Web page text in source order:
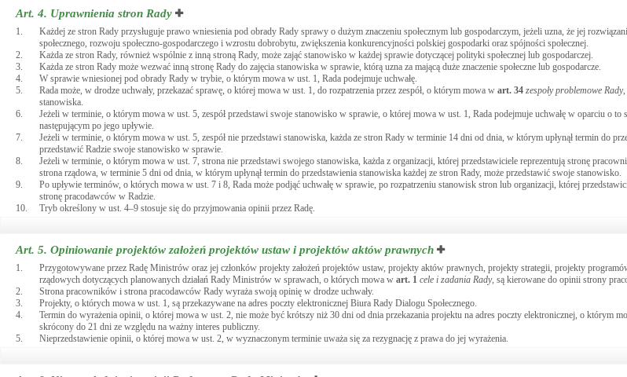
Art. 4. Uprawnienia stron Rady
1.
Każdej ze stron Rady przysługuje prawo wniesienia pod obrady Rady sprawy o dużym znaczeniu społecznym lub gospodarczym, jeżeli uzna, że jej
społecznego, rozwoju społeczno-gospodarczego i wzrostu dobrobytu, zwiększenia konkurencyjności polskiej gospodarki oraz spójności społecznej.
2.
Każda ze stron Rady, również wspólnie z inną stroną Rady, może zająć stanowisko w każdej sprawie dotyczącej polityki społecznej lub gospodarczej.
3.
Każda ze stron Rady może wezwać inną stronę Rady do zajęcia stanowiska w sprawie, którą uzna za mającą duże znaczenie społeczne lub gospodarcze.
4.
W sprawie wniesionej pod obrady Rady w trybie, o którym mowa w ust. 1, Rada podejmuje uchwałę.
5.
Rada może, w drodze uchwały, przekazać sprawę, o której mowa w ust. 1, do rozpatrzenia przez zespół, o którym mowa w art. 34 zespoły problemowe Rady,
stanowiska.
6.
Jeżeli w terminie, o którym mowa w ust. 5, zespół przedstawi swoje stanowisko w sprawie, o której mowa w ust. 1, Rada podejmuje uchwałę w oparciu o to
następującym po jego upływie.
7.
Jeżeli w terminie, o którym mowa w ust. 5, zespół nie przedstawi stanowiska, każda ze stron Rady w terminie 14 dni od dnia, w którym upłynął termin do
przedstawić Radzie swoje stanowisko w sprawie.
8.
Jeżeli w terminie, o którym mowa w ust. 7, strona nie przedstawi swojego stanowiska, każda z organizacji, której przedstawiciele reprezentują stronę
strona rządowa, w terminie 5 dni od dnia, w którym upłynął termin do przedstawienia stanowiska każdej ze stron Rady, może przedstawić swoje stanowisko.
9.
Po upływie terminów, o których mowa w ust. 7 i 8, Rada może podjąć uchwałę w sprawie, po rozpatrzeniu stanowisk stron lub organizacji, której
stronę pracodawców w Radzie.
10.
Tryb określony w ust. 4–9 stosuje się do przyjmowania opinii przez Radę.
Art. 5. Opiniowanie projektów założeń projektów ustaw i projektów aktów prawnych
1.
Przygotowywane przez Radę Ministrów oraz jej członków projekty założeń projektów ustaw, projekty aktów prawnych, projekty strategii, projekty
rządowych dotyczących planowanych działań Rady Ministrów w sprawach, o których mowa w art. 1 cele i zadania Rady, są kierowane do opinii strony
2.
Strona pracowników i strona pracodawców Rady wyraża swoją opinię w drodze uchwały.
3.
Projekty, o których mowa w ust. 1, są przekazywane na adres poczty elektronicznej Biura Rady Dialogu Społecznego.
4.
Termin do wyrażenia opinii, o której mowa w ust. 2, nie może być krótszy niż 30 dni od dnia przekazania projektu na adres poczty elektronicznej, o którym
skrócony do 21 dni ze względu na ważny interes publiczny.
5.
Nieprzedstawienie opinii, o której mowa w ust. 2, w wyznaczonym terminie uważa się za rezygnację z prawa do jej wyrażenia.